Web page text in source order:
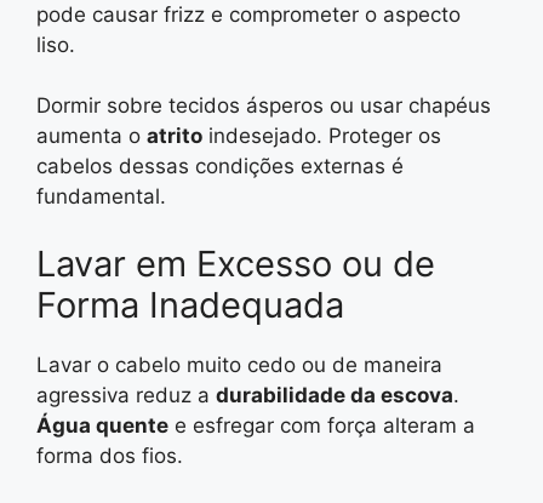
pode causar frizz e comprometer o aspecto
liso.
Dormir sobre tecidos ásperos ou usar chapéus
aumenta o atrito indesejado. Proteger os
cabelos dessas condições externas é
fundamental.
Lavar em Excesso ou de
Forma Inadequada
Lavar o cabelo muito cedo ou de maneira
agressiva reduz a durabilidade da escova.
Água quente e esfregar com força alteram a
forma dos fios.